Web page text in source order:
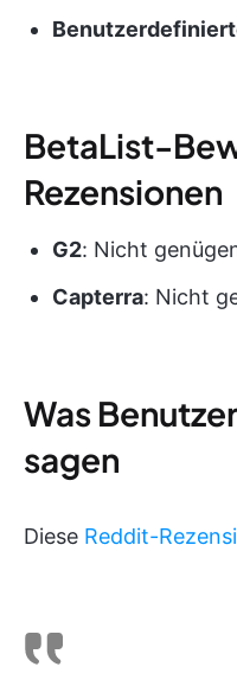
BetaList-
Rezensionen
G2: Nicht
Capterra: Nicht
Was
sagen
Diese Reddit-